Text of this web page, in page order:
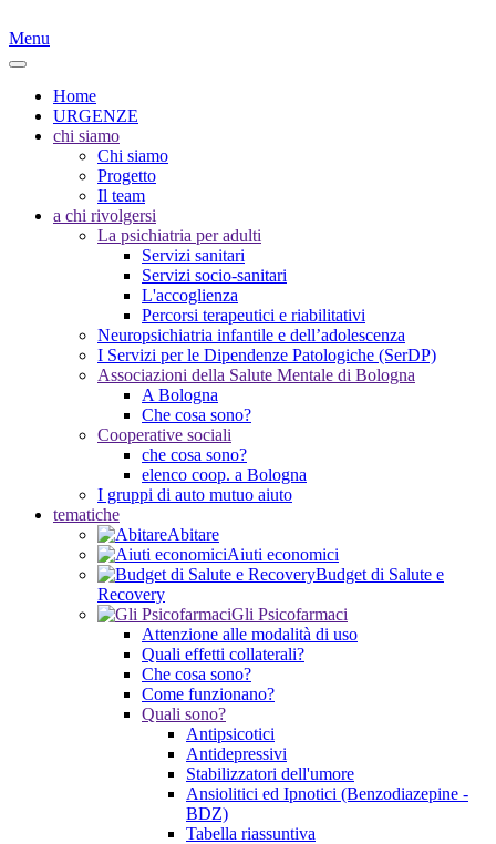
Menu
Home
URGENZE
chi siamo
Chi siamo
Progetto
Il team
a chi rivolgersi
La psichiatria per adulti
Servizi sanitari
Servizi socio-sanitari
L'accoglienza
Percorsi terapeutici e riabilitativi
Neuropsichiatria infantile e dell’adolescenza
I Servizi per le Dipendenze Patologiche (SerDP)
Associazioni della Salute Mentale di Bologna
A Bologna
Che cosa sono?
Cooperative sociali
che cosa sono?
elenco coop. a Bologna
I gruppi di auto mutuo aiuto
tematiche
Abitare
Aiuti economici
Budget di Salute e
Recovery
Gli Psicofarmaci
Attenzione alle modalità di uso
Quali effetti collaterali?
Che cosa sono?
Come funzionano?
Quali sono?
Antipsicotici
Antidepressivi
Stabilizzatori dell'umore
Ansiolitici ed Ipnotici (Benzodiazepine -
BDZ)
Tabella riassuntiva